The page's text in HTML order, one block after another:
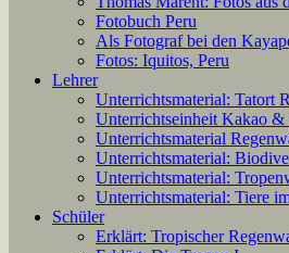
Fotobuch Peru
Als Fotograf bei den
Fotos: Iquitos, Peru
Lehrer
Unterrichtsmaterial: Tatort
Unterrichtseinheit Kakao &
Unterrichtsmaterial
Unterrichtsmaterial:
Unterrichtsmaterial:
Unterrichtsmaterial: Tiere
Schüler
Erklärt: Tropischer